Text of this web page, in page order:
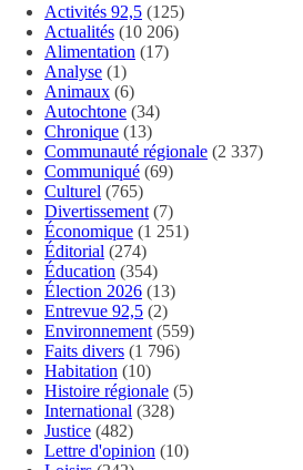
Activités 92,5 (125)
Actualités (10 206)
Alimentation (17)
Analyse (1)
Animaux (6)
Autochtone (34)
Chronique (13)
Communauté régionale (2 337)
Communiqué (69)
Culturel (765)
Divertissement (7)
Économique (1 251)
Éditorial (274)
Éducation (354)
Élection 2026 (13)
Entrevue 92,5 (2)
Environnement (559)
Faits divers (1 796)
Habitation (10)
Histoire régionale (5)
International (328)
Justice (482)
Lettre d'opinion (10)